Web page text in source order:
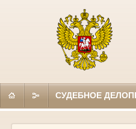
СУДЕБНОЕ